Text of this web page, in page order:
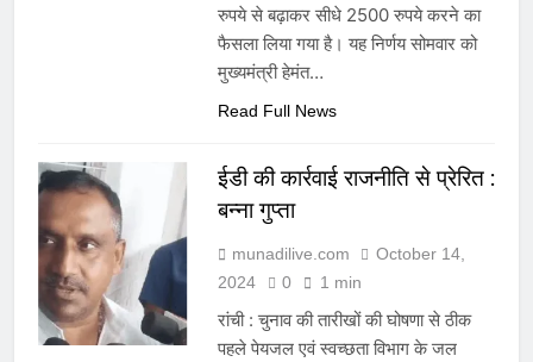
रुपये से बढ़ाकर सीधे 2500 रुपये करने का
फैसला लिया गया है। यह निर्णय सोमवार को
मुख्यमंत्री हेमंत…
Read Full News
ईडी की कार्रवाई राजनीति से प्रेरित :
बन्ना गुप्ता
munadilive.com
October 14,
2024
0 1 min
रांची : चुनाव की तारीखों की घोषणा से ठीक
पहले पेयजल एवं स्वच्छता विभाग के जल